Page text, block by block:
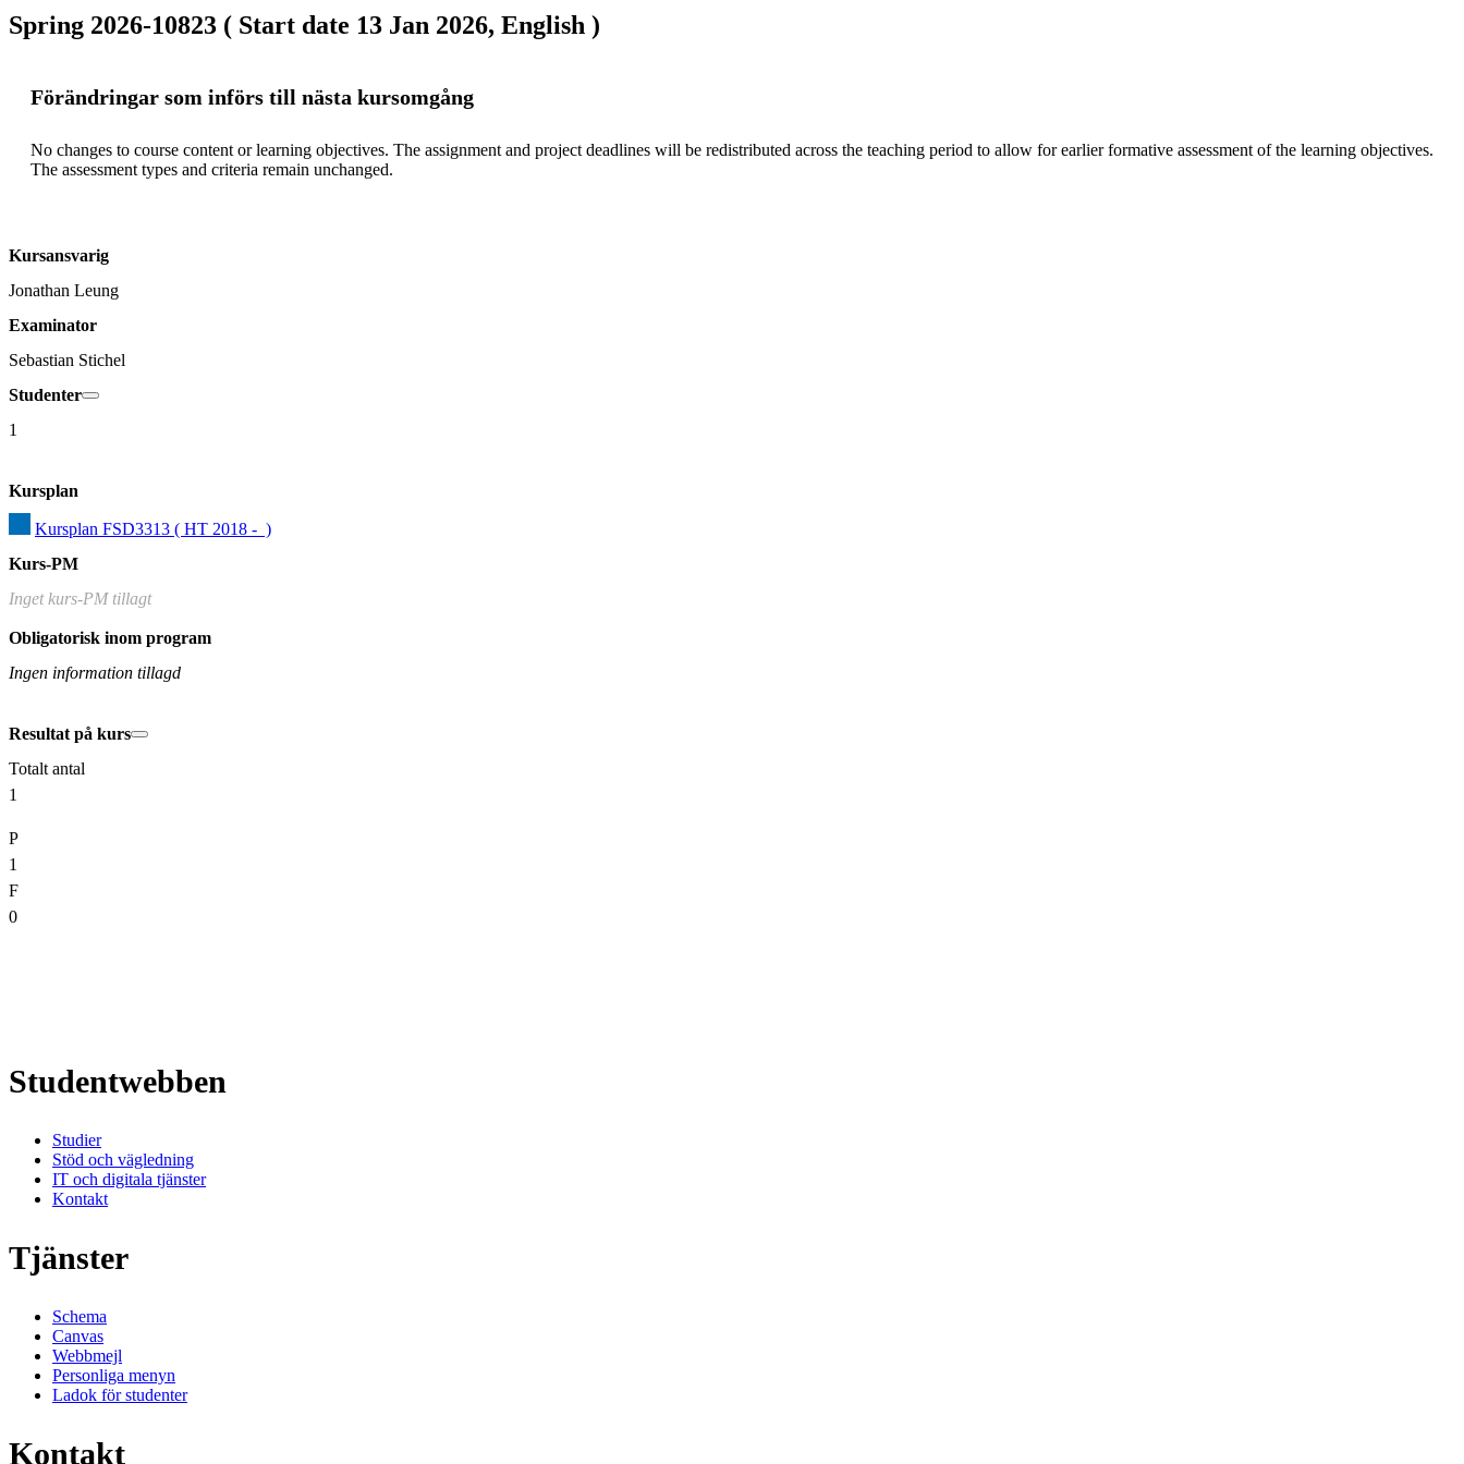
Spring 2026-10823 ( Start date 13 Jan 2026, English )
Förändringar som införs till nästa kursomgång
No changes to course content or learning objectives. The assignment and project deadlines will be redistributed across the teaching period to allow for earlier formative assessment of the learning objectives.
The assessment types and criteria remain unchanged.
Kursansvarig
Jonathan Leung
Examinator
Sebastian Stichel
Studenter
1
Kursplan
Kursplan FSD3313 ( HT 2018 -  )
Kurs-PM
Inget kurs-PM tillagt
Obligatorisk inom program
Ingen information tillagd
Resultat på kurs
Totalt antal
1
P
1
F
0
Studentwebben
Studier
Stöd och vägledning
IT och digitala tjänster
Kontakt
Tjänster
Schema
Canvas
Webbmejl
Personliga menyn
Ladok för studenter
Kontakt